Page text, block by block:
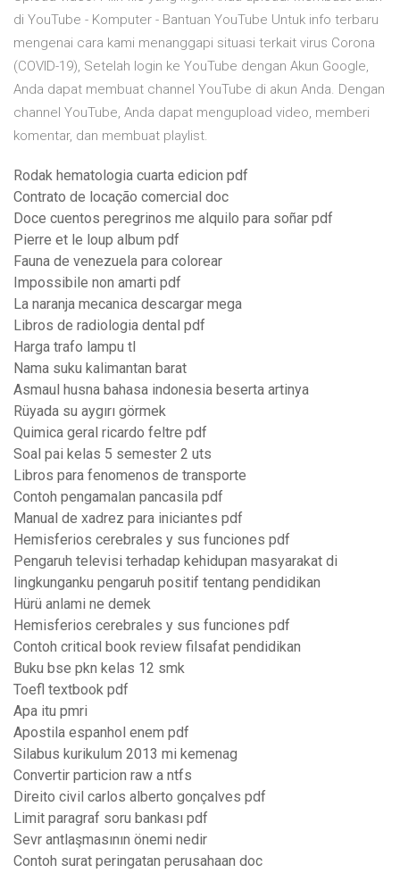
di YouTube - Komputer - Bantuan YouTube Untuk info terbaru
mengenai cara kami menanggapi situasi terkait virus Corona
(COVID-19), Setelah login ke YouTube dengan Akun Google,
Anda dapat membuat channel YouTube di akun Anda. Dengan
channel YouTube, Anda dapat mengupload video, memberi
komentar, dan membuat playlist.
Rodak hematologia cuarta edicion pdf
Contrato de locação comercial doc
Doce cuentos peregrinos me alquilo para soñar pdf
Pierre et le loup album pdf
Fauna de venezuela para colorear
Impossibile non amarti pdf
La naranja mecanica descargar mega
Libros de radiologia dental pdf
Harga trafo lampu tl
Nama suku kalimantan barat
Asmaul husna bahasa indonesia beserta artinya
Rüyada su aygırı görmek
Quimica geral ricardo feltre pdf
Soal pai kelas 5 semester 2 uts
Libros para fenomenos de transporte
Contoh pengamalan pancasila pdf
Manual de xadrez para iniciantes pdf
Hemisferios cerebrales y sus funciones pdf
Pengaruh televisi terhadap kehidupan masyarakat di
lingkunganku pengaruh positif tentang pendidikan
Hürü anlami ne demek
Hemisferios cerebrales y sus funciones pdf
Contoh critical book review filsafat pendidikan
Buku bse pkn kelas 12 smk
Toefl textbook pdf
Apa itu pmri
Apostila espanhol enem pdf
Silabus kurikulum 2013 mi kemenag
Convertir particion raw a ntfs
Direito civil carlos alberto gonçalves pdf
Limit paragraf soru bankası pdf
Sevr antlaşmasının önemi nedir
Contoh surat peringatan perusahaan doc